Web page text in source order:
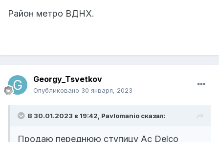
Район метро ВДНХ.
Georgy_Tsvetkov
Опубликовано 30 января, 2023
В 30.01.2023 в 19:42, Pavlomanio сказал:
Продаю переднюю ступицу Ac Delco